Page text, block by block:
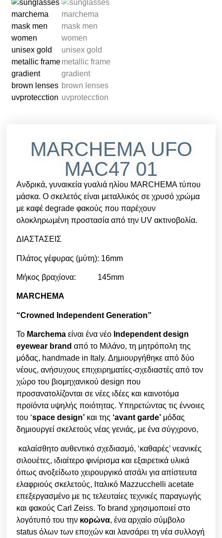
MARCHEMA UFO
MAC47 01
Ανδρικά, γυναικεία γυαλιά ηλίου MARCHEMA τύπου
μάσκα. Ο σκελετός είναι μεταλλικός σε χρυσό χρώμα
με καφέ degrade φακούς που παρέχουν
ολοκληρωμένη προστασία από την UV ακτινοβολία.
ΔΙΑΣΤΑΣΕΙΣ
Πλάτος γέφυρας (μύτη): 16mm
Μήκος βραχίονα: 145mm
MARCHEMA
“Crowned Independent Generation”
Το Marchema είναι ένα νέο Independent design
eyewear brandαπό το Μιλάνο,τη μητρόπολη της
μόδας, handmade in Italy.Δημιουργήθηκε από δύο
νέους, ανήσυχους επιχειρηματίες-σχεδιαστές από τον
χώρο του βιομηχανικού design που
προσανατολίζονται σε νέες ιδέες και καινοτόμα
προϊόντα υψηλής ποιότητας. Υπηρετώντας τις έννοιες
του ‘space design’ και της ‘avant garde’ μόδας
δημιουργεί σκελετούς νέας γενιάς, με ένα σύγχρονο,
καλαίσθητο αυθεντικό σχεδιασμό, ‘καθαρές’ νεανικές
σιλουέτες, ιδιαίτερο φινίρισμα και εξαιρετικά υλικά
όπως ανοξείδωτο χειρουργικό ατσάλι για απίστευτα
ελαφριούς σκελετούς, Ιταλικό Mazzucchelli acetate
επεξεργασμένο με τις τελευταίες τεχνικές παραγωγής
και φακούςCarl Zeiss. Το brand χρησιμοποιεί στο
λογότυπό του την κορώνα, ένα αρχαίο σύμβολο
status όλων των εποχών και λανσάρει τη νέα συλλογή